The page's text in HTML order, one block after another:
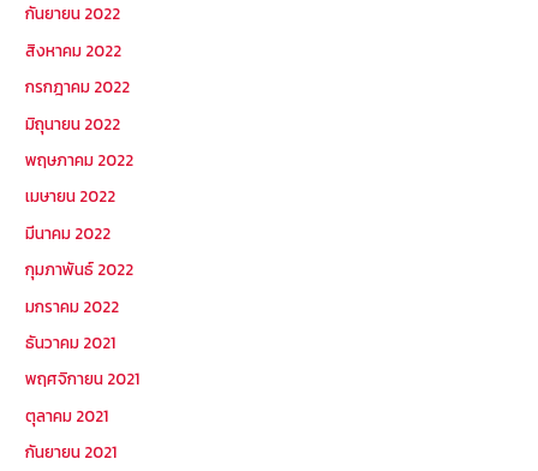
กันยายน 2022
สิงหาคม 2022
กรกฎาคม 2022
มิถุนายน 2022
พฤษภาคม 2022
เมษายน 2022
มีนาคม 2022
กุมภาพันธ์ 2022
มกราคม 2022
ธันวาคม 2021
พฤศจิกายน 2021
ตุลาคม 2021
กันยายน 2021